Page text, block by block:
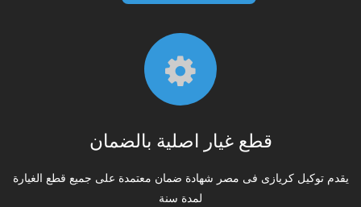
قطع غيار اصلية بالضمان
يقدم توكيل كريازى فى مصر شهادة ضمان معتمدة على جميع قطع الغيارة
لمدة سنة